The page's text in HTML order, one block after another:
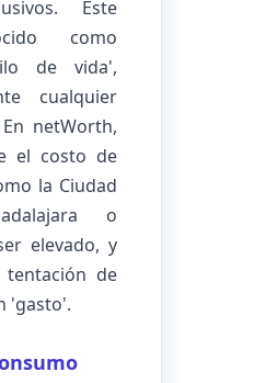
Este
como
de vida',
cualquier
netWorth,
el costo de
la Ciudad
o
elevado, y
de
'gasto'.